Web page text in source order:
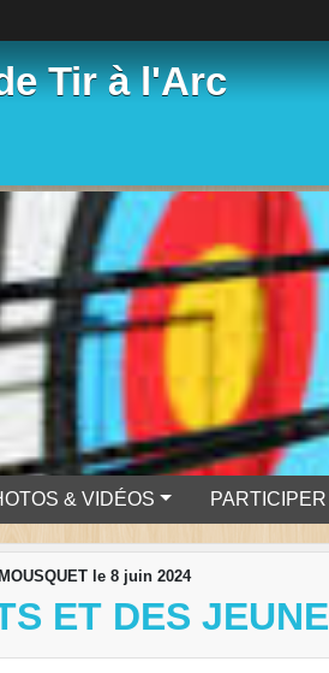
Tir à l'Arc
& VIDÉOS PARTICIPER
le 8 juin 2024
ET DES